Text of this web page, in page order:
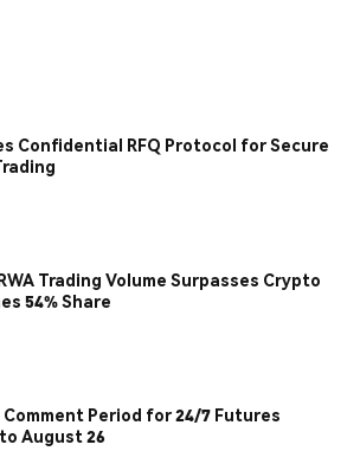
Confidential RFQ Protocol for Secure
Trading Volume Surpasses Crypto
54% Share
Comment Period for 24/7 Futures
August 26